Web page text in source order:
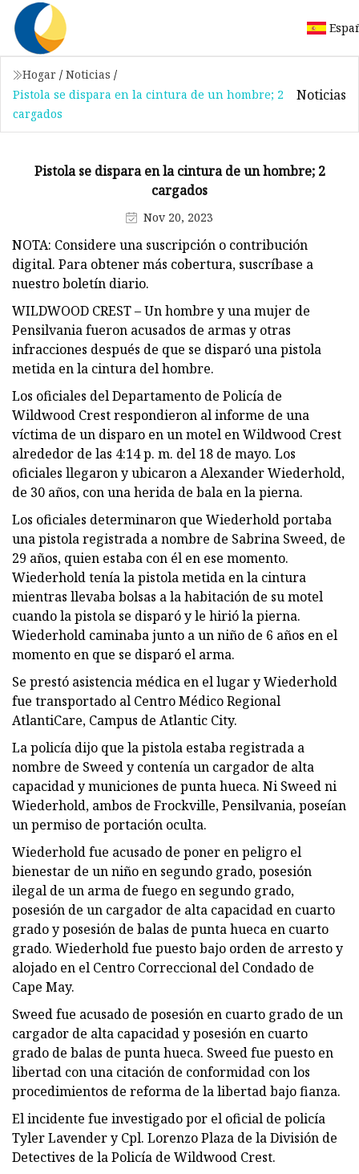
Hogar / Noticias /
Pistola se dispara en la cintura de un hombre; 2
cargados
Noticias
Pistola se dispara en la cintura de un hombre; 2
cargados
Nov 20, 2023
NOTA: Considere una suscripción o contribución
digital. Para obtener más cobertura, suscríbase a
nuestro boletín diario.
WILDWOOD CREST – Un hombre y una mujer de
Pensilvania fueron acusados ​​de armas y otras
infracciones después de que se disparó una pistola
metida en la cintura del hombre.
Los oficiales del Departamento de Policía de
Wildwood Crest respondieron al informe de una
víctima de un disparo en un motel en Wildwood Crest
alrededor de las 4:14 p. m. del 18 de mayo. Los
oficiales llegaron y ubicaron a Alexander Wiederhold,
de 30 años, con una herida de bala en la pierna.
Los oficiales determinaron que Wiederhold portaba
una pistola registrada a nombre de Sabrina Sweed, de
29 años, quien estaba con él en ese momento.
Wiederhold tenía la pistola metida en la cintura
mientras llevaba bolsas a la habitación de su motel
cuando la pistola se disparó y le hirió la pierna.
Wiederhold caminaba junto a un niño de 6 años en el
momento en que se disparó el arma.
Se prestó asistencia médica en el lugar y Wiederhold
fue transportado al Centro Médico Regional
AtlantiCare, Campus de Atlantic City.
La policía dijo que la pistola estaba registrada a
nombre de Sweed y contenía un cargador de alta
capacidad y municiones de punta hueca. Ni Sweed ni
Wiederhold, ambos de Frockville, Pensilvania, poseían
un permiso de portación oculta.
Wiederhold fue acusado de poner en peligro el
bienestar de un niño en segundo grado, posesión
ilegal de un arma de fuego en segundo grado,
posesión de un cargador de alta capacidad en cuarto
grado y posesión de balas de punta hueca en cuarto
grado. Wiederhold fue puesto bajo orden de arresto y
alojado en el Centro Correccional del Condado de
Cape May.
Sweed fue acusado de posesión en cuarto grado de un
cargador de alta capacidad y posesión en cuarto
grado de balas de punta hueca. Sweed fue puesto en
libertad con una citación de conformidad con los
procedimientos de reforma de la libertad bajo fianza.
El incidente fue investigado por el oficial de policía
Tyler Lavender y Cpl. Lorenzo Plaza de la División de
Detectives de la Policía de Wildwood Crest.